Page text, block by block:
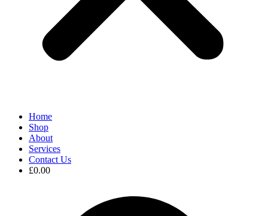
Home
Shop
About
Services
Contact Us
£0.00